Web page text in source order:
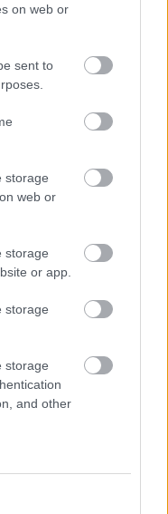
on web or
sent to
storage
web or
storage
or app.
storage
storage
and other
akarom, desszert:
facebook